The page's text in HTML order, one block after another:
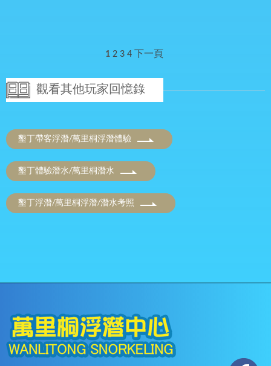
1 2 3 4 下一頁
觀看其他玩家回憶錄
墾丁帶客浮潛/萬里桐浮潛體驗
墾丁體驗潛水/萬里桐潛水
墾丁浮潛/萬里桐浮潛/潛水考照